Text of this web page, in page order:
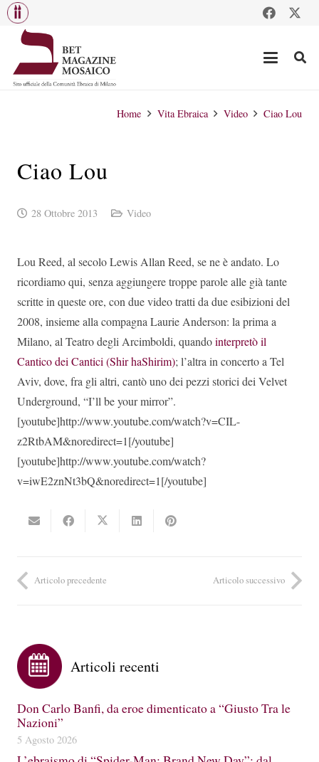
Home Vita Ebraica Video Ciao Lou
Ciao Lou
28 Ottobre 2013 Video
Lou Reed, al secolo Lewis Allan Reed, se ne è andato. Lo
ricordiamo qui, senza aggiungere troppe parole alle già tante
scritte in queste ore, con due video tratti da due esibizioni del
2008, insieme alla compagna Laurie Anderson: la prima a
Milano, al Teatro degli Arcimboldi, quandointerpretò il
Cantico dei Cantici (Shir haShirim); l’altra in concerto a Tel
Aviv, dove, fra gli altri, cantò uno dei pezzi storici dei Velvet
Underground, “I’ll be your mirror”.
[youtube]http://www.youtube.com/watch?v=CIL-
z2RtbAM&noredirect=1[/youtube]
[youtube]http://www.youtube.com/watch?
v=iwE2znNt3bQ&noredirect=1[/youtube]
Articolo precedente Articolo successivo
Articoli recenti
Don Carlo Banfi, da eroe dimenticato a “Giusto Tra le
Nazioni”
5 Agosto 2026